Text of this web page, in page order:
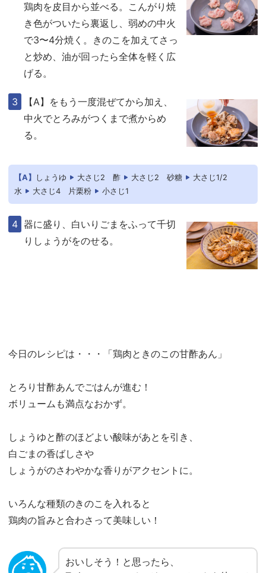
鶏肉を皮目から並べる。こんがり焼
き色がついたら裏返し、弱めの中火
で3〜4分焼く。きのこを加えてさっ
と炒め、油が回ったら全体を軽く広
げる。
【A】をもう一度混ぜてから加え、
中火でとろみがつくまで煮からめ
る。
【A】 しょうゆ 大さじ2 酢 大さじ2 砂糖
大さじ1/2
水
大さじ4 片栗粉 小さじ1
器に盛り、白いりごまをふって千切
りしょうがをのせる。
今日のレシピは・・・「鶏肉ときのこの甘酢あん」
とろり甘酢あんでごはんが進む！
ボリュームも満点なおかず。
しょうゆと酢のほどよい酸味があとを引き、
白ごまの香ばしさや
しょうがのさわやかな香りがアクセントに。
いろんな種類のきのこを入れると
鶏肉の旨みと合わさって美味しい！
おいしそう！と思ったら、